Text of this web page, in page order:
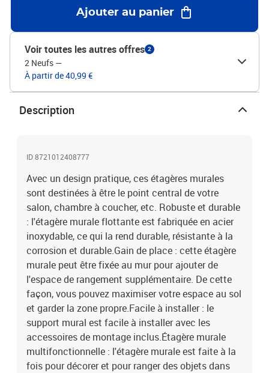
proposons une sélection variée de supports d'étagère. Tu peux
consulter notre boutique pour trouver une étagère
assortie.Couleur : argentéMatériau : acier inoxydable avec finition
brosséeÉpaisseur de l'acier inoxydable : 0,6 mmDimensions : 50 x
30 x 3 cm (L x l x é)Capacité de charge : 50 kgAvec 2 trous de vis
des deux côtésDiamètre de vis adapté : 0,6 cmAssemblage requis :
ouiLa livraison contient :2 x étagère murale1 x clé8 x visUne paire
de gants
Ajouter au panier
Voir toutes les autres offres 2
2 Neufs —
À partir de 40,99 €
Description
ID 8721012408777
Avec un design pratique, ces étagères murales
sont destinées à être le point central de votre
salon, chambre à coucher, etc. Robuste et durable
: l'étagère murale flottante est fabriquée en acier
inoxydable, ce qui la rend durable, résistante à la
corrosion et durable.Gain de place : cette étagère
murale peut être fixée au mur pour ajouter de
l'espace de rangement supplémentaire. De cette
façon, vous pouvez maximiser votre espace au sol
et garder la zone propre.Facile à installer : le
support mural est facile à installer avec les
accessoires de montage inclus.Étagère murale
multifonctionnelle : l'étagère murale est faite à la
fois pour décorer et pour ranger des objets dans